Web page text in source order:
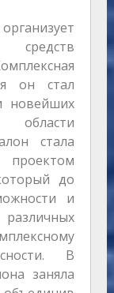
он стал
новейших
стала
до
и
В
заняла